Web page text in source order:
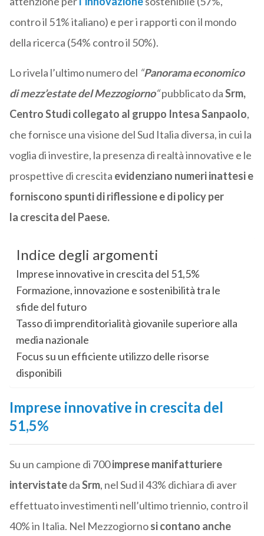
contro il 51% italiano) e per i rapporti con il mondo
della ricerca (54% contro il 50%).
Lo rivela l’ultimo numero del “Panorama economico
di mezz’estate del Mezzogiorno“pubblicato daSrm,
Centro Studi collegato al gruppo Intesa Sanpaolo,
che fornisce una visione del Sud Italia diversa, in cui la
voglia di investire, la presenza di realtà innovative e le
prospettive di crescita evidenziano numeri inattesi e
forniscono spunti di riflessione e di policy per
la crescita del Paese.
Indice degli argomenti
Imprese innovative in crescita del 51,5%
Formazione, innovazione e sostenibilità tra le
sfide del futuro
Tasso di imprenditorialità giovanile superiore alla
media nazionale
Focus su un efficiente utilizzo delle risorse
disponibili
Imprese innovative in crescita del
51,5%
Su un campione di 700imprese manifatturiere
intervistatedaSrm, nel Sud il 43% dichiara di aver
effettuato investimenti nell’ultimo triennio, contro il
40% in Italia. Nel Mezzogiornosi contano anche